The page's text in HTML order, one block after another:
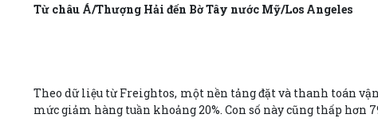
Từ châu Á/Thượng Hải đến Bờ Tây nước Mỹ/Los Angeles
Theo dữ liệu từ Freightos, một nền tảng đặt và thanh toán
mức giảm hàng tuần khoảng 20%. Con số này cũng thấp hơn